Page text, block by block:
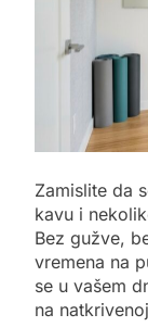
Zamislite da
kavu i
Bez gužve,
vremena na
se u vašem
na